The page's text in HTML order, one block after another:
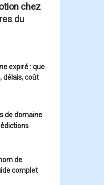
chez
du
expiré : que
délais, coût
de domaine
de
complet